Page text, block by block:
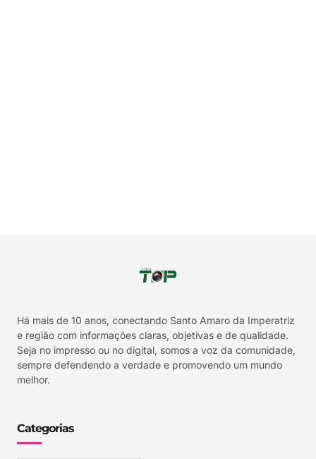
Há mais de 10 anos, conectando Santo Amaro da Imperatriz
e região com informações claras, objetivas e de qualidade.
Seja no impresso ou no digital, somos a voz da comunidade,
sempre defendendo a verdade e promovendo um mundo
melhor.
Categorias